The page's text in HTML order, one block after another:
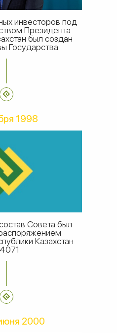
инвесторов под
Президента
был создан
Государства
1998
Совета был
Казахстан
2000